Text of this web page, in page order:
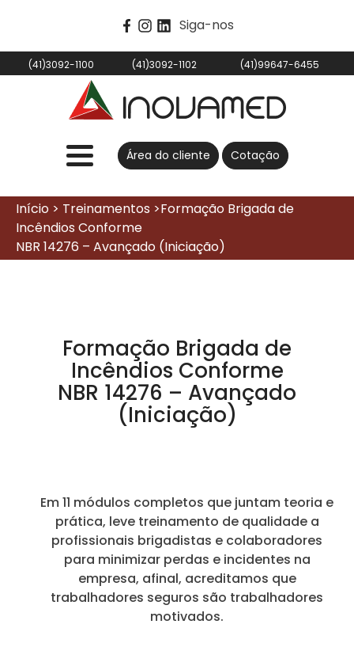
Siga-nos
(41)3092-1100 (41)3092-1102 (41)99647-6455
Área do cliente Cotação
Início > Treinamentos >Formação Brigada de
Incêndios Conforme
NBR 14276 – Avançado (Iniciação)
Formação Brigada de
Incêndios Conforme
NBR 14276 – Avançado
(Iniciação)
Em 11 módulos completos que juntam teoria e
prática, leve treinamento de qualidade a
profissionais brigadistas e colaboradores
para minimizar perdas e incidentes na
empresa, afinal, acreditamos que
trabalhadores seguros são trabalhadores
motivados.